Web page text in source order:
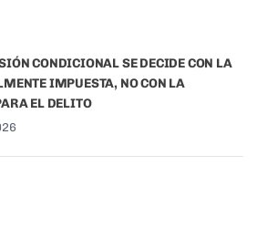
CONDICIONAL SE DECIDE CON LA
IMPUESTA, NO CON LA
EL DELITO